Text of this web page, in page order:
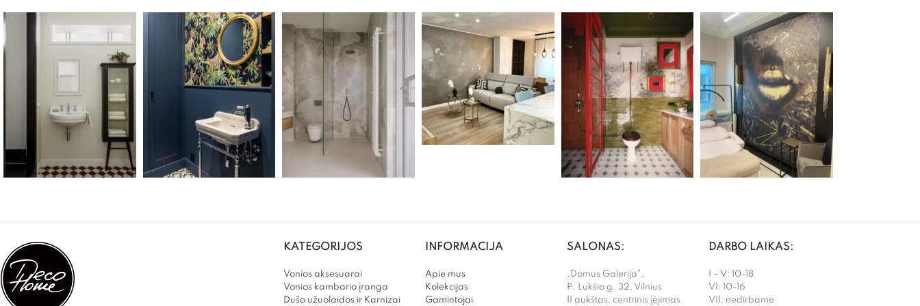
KATEGORIJOS
Vonios aksesuarai
Vonios kambario įranga
Dušo užuolaidos ir Karnizai
INFORMACIJA
Apie mus
Kolekcijas
Gamintojai
SALONAS:
„Domus Galerija”,
P. Lukšio g. 32, Vilnius
II aukštas, centrinis įėjimas
DARBO LAIKAS:
I – V: 10-18
VI: 10-16
VII: nedirbame